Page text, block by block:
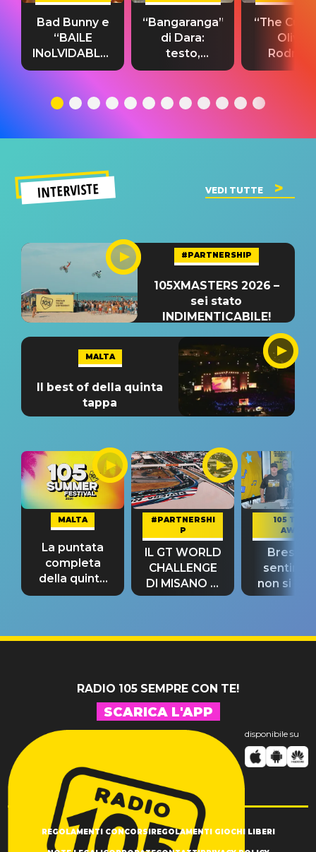
Bad Bunny e
“BAILE
INoLVIDABLE”:
testo,
significato
“Bangaranga”
di Dara:
testo,
traduzione e
del singolo
“The
Olivia
testo,
INTERVISTE VEDI TUTTE
#PARTNERSHIP
105XMASTERS 2026 –
sei stato
INDIMENTICABILE!
MALTA
Il best of della quinta
tappa
MALTA
La puntata
completa
della quinta
tappa
#PARTNERSHI
P
IL GT WORLD
CHALLENGE
DI MISANO si
riconferma
105 TAKE
AWAY
Bresh:
non si
fino alla
RADIO 105 SEMPRE CON TE!
SCARICA L'APP
disponibile su
REGOLAMENTI CONCORSIREGOLAMENTI GIOCHI LIBERI